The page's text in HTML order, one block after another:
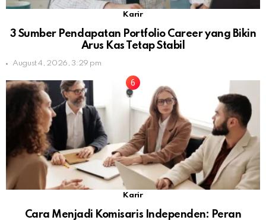
Karir
3 Sumber Pendapatan Portfolio Career yang Bikin
Arus Kas Tetap Stabil
August 4, 2026, 3:29 pm
Karir
Cara Menjadi Komisaris Independen: Peran